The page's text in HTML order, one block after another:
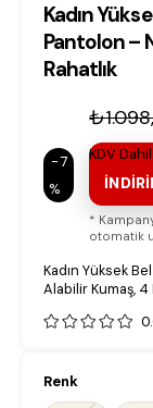
Kadın
Pantolon –
Rahatlık
7 KDV Dahil
*
otomatik
Kadın Yüksek
Alabilir Kumaş, 4
Renk